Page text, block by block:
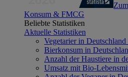
Konsum & FMCG
Beliebte Statistiken
Aktuelle Statistiken
Vegetarier in
Bierkonsum in
Anzahl der Haustiere in
Umsatz mit Bio-